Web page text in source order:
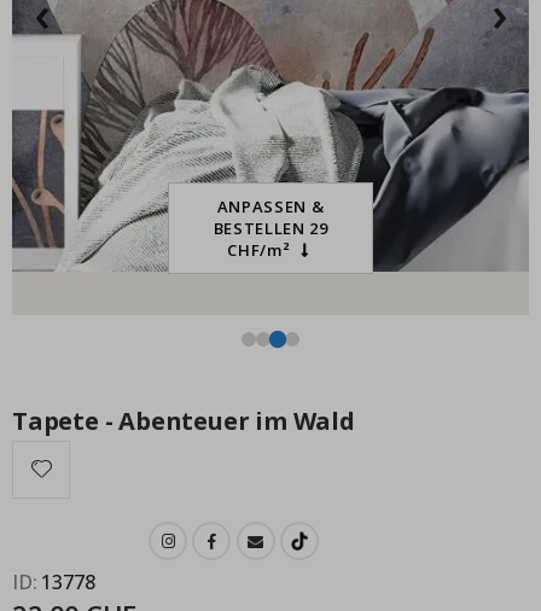
Stück
Special
Price
20,00 €
ANPASSEN &
BESTELLEN 29
CHF/m²
Tapete - Abenteuer im Wald
ID 13778